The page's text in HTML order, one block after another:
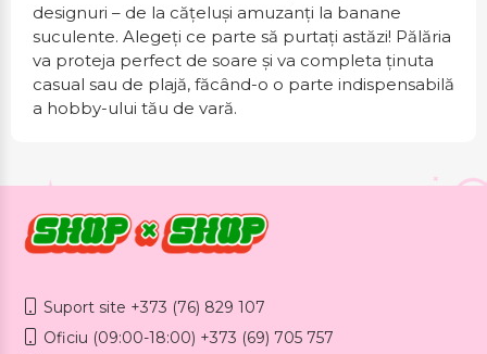
designuri – de la cățeluși amuzanți la banane
suculente. Alegeți ce parte să purtați astăzi! Pălăria
va proteja perfect de soare și va completa ținuta
casual sau de plajă, făcând-o o parte indispensabilă
a hobby-ului tău de vară.
Suport site +373 (76) 829 107
Oficiu (09:00-18:00) +373 (69) 705 757